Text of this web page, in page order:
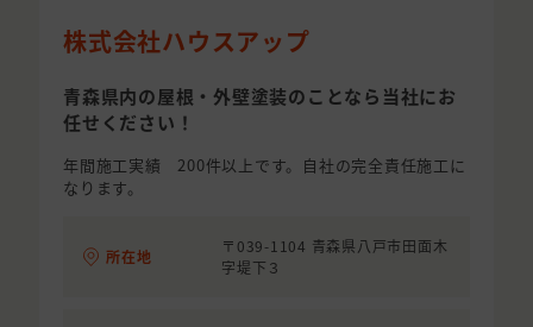
株式会社ハウスアップ
青森県内の屋根・外壁塗装のことなら当社にお
任せください！
年間施工実績 200件以上です。自社の完全責任施工に
なります。
所在地
〒039-1104 青森県八戸市田面木
字堤下３